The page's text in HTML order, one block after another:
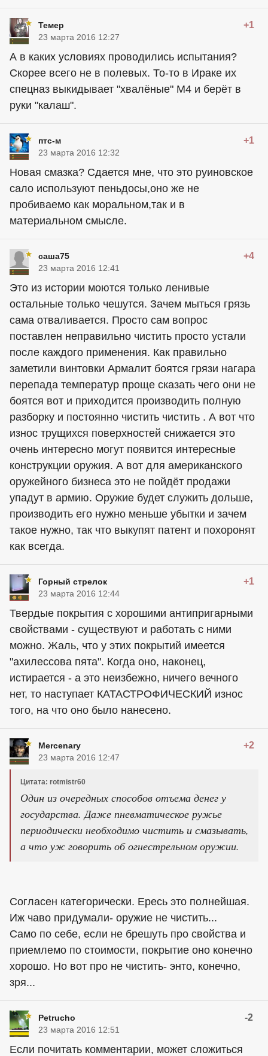
Темер +1
23 марта 2016 12:27
А в каких условиях проводились испытания?
Скорее всего не в полевых. То-то в Ираке их
спецназ выкидывает "хвалёные" М4 и берёт в
руки "калаш".
птс-м +1
23 марта 2016 12:32
Новая смазка? Сдается мне, что это руиновское
сало используют пеньдосы,оно же не
пробиваемо как моральном,так и в
материальном смысле.
саша75 +4
23 марта 2016 12:41
Это из истории моются только ленивые
остальные только чешутся. Зачем мыться грязь
сама отваливается. Просто сам вопрос
поставлен неправильно чистить просто устали
после каждого применения. Как правильно
заметили винтовки Армалит боятся грязи нагара
перепада температур проще сказать чего они не
боятся вот и приходится производить полную
разборку и постоянно чистить чистить . А вот что
износ трущихся поверхностей снижается это
очень интересно могут появится интересные
конструкции оружия. А вот для американского
оружейного бизнеса это не пойдёт продажи
упадут в армию. Оружие будет служить дольше,
производить его нужно меньше убытки и зачем
такое нужно, так что выкупят патент и похоронят
как всегда.
Горный стрелок +1
23 марта 2016 12:44
Твердые покрытия с хорошими антипригарными
свойствами - существуют и работать с ними
можно. Жаль, что у этих покрытий имеется
"ахилессова пята". Когда оно, наконец,
истирается - а это неизбежно, ничего вечного
нет, то наступает КАТАСТРОФИЧЕСКИЙ износ
того, на что оно было нанесено.
Mercenary +2
23 марта 2016 12:47
Цитата: rotmistr60
Один из очередных способов отъема денег у
государства. Даже пневматическое ружье
периодически необходимо чистить и смазывать,
а что уж говорить об огнестрельном оружии.
Согласен категорически. Ересь это полнейшая.
Иж чаво придумали- оружие не чистить...
Само по себе, если не брешуть про свойства и
приемлемо по стоимости, покрытие оно конечно
хорошо. Но вот про не чистить- энто, конечно,
зря...
Petrucho -2
23 марта 2016 12:51
Если почитать комментарии, может сложиться